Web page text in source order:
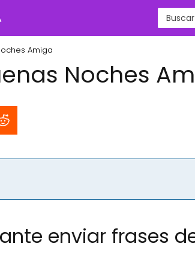
Amiga
Noches
enviar frases